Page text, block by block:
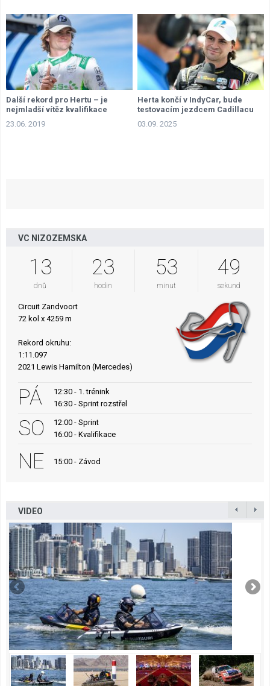
Další rekord pro Hertu – je
nejmladší vítěz kvalifikace
23.06. 2019
Herta končí v IndyCar, bude
testovacím jezdcem Cadillacu
03.09. 2025
VC NIZOZEMSKA
13
dnů
23
hodin
53
minut
48
sekund
Circuit Zandvoort
72 kol x 4259 m
Rekord okruhu:
1:11.097
2021 Lewis Hamilton (Mercedes)
PÁ
12:30 - 1. trénink
16:30 - Sprint rozstřel
SO
12:00 - Sprint
16:00 - Kvalifikace
NE 15:00 - Závod
VIDEO